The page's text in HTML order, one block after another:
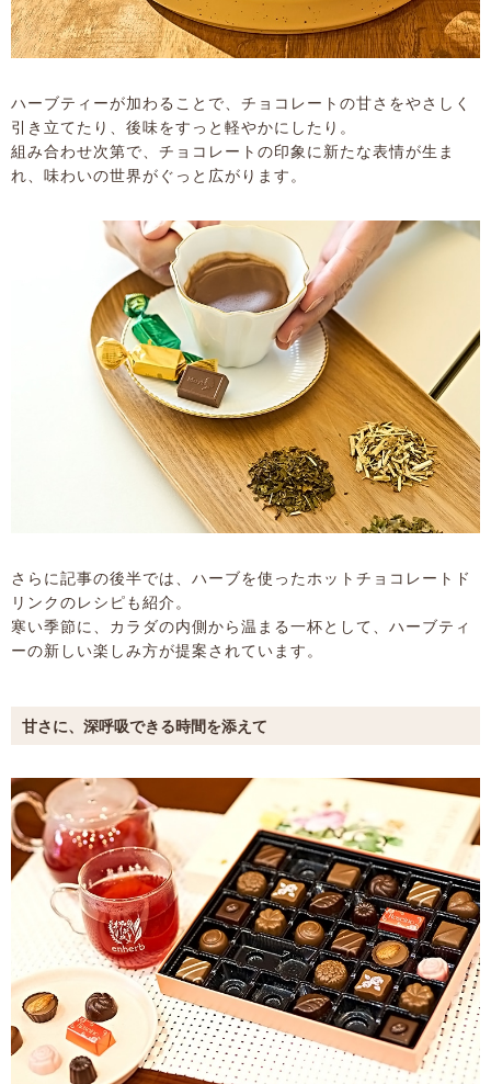
ハーブティーが加わることで、チョコレートの甘さをやさしく
引き立てたり、後味をすっと軽やかにしたり。
組み合わせ次第で、チョコレートの印象に新たな表情が生ま
れ、味わいの世界がぐっと広がります。
さらに記事の後半では、ハーブを使ったホットチョコレートド
リンクのレシピも紹介。
寒い季節に、カラダの内側から温まる一杯として、ハーブティ
ーの新しい楽しみ方が提案されています。
甘さに、深呼吸できる時間を添えて